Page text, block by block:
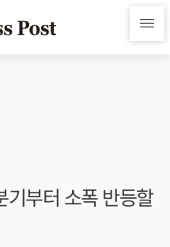
기부터 소폭 반등할